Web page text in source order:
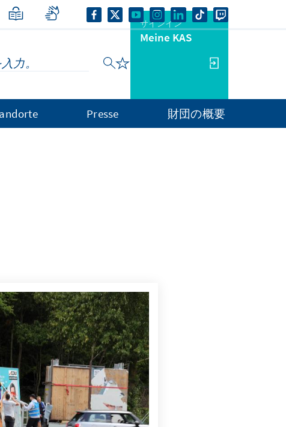
サインイン
Meine KAS
Presse 財団の概要